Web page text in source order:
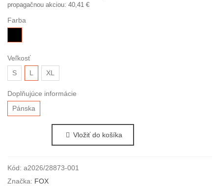
propagačnou akciou: 40,41 €
Farba
Veľkosť
S
L XL
Doplňujúce informácie
Pánska
Vložiť do košíka
Kód: a2026/28873-001
Značka: FOX